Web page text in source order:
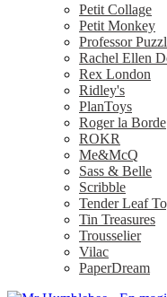
Petit Collage
Petit Monkey
Professor
Rachel Ellen
Rex London
Ridley's
PlanToys
Roger la Borde
ROKR
Me&McQ
Sass & Belle
Scribble
Tender Leaf
Tin Treasures
Trousselier
Vilac
PaperDream